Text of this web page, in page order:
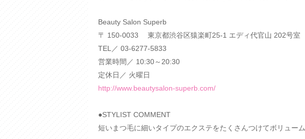
Beauty Salon Superb
〒 150-0033 東京都渋谷区猿楽町25-1 エディ代官山 202号室
TEL／ 03-6277-5833
営業時間／ 10:30～20:30
定休日／ 火曜日
http://www.beautysalon-superb.com/
●STYLIST COMMENT
短いまつ毛に細いタイプのエクステをたくさんつけてボリューム